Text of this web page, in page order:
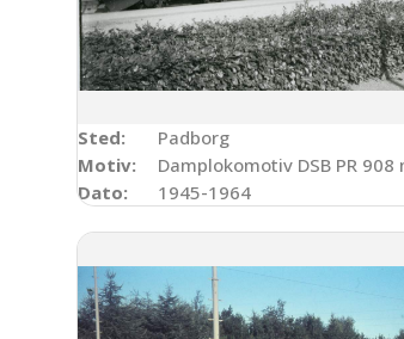
Sted:
Padborg
Motiv:
Damplokomotiv DSB PR
Dato:
1945-1964